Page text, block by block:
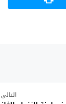
التالي